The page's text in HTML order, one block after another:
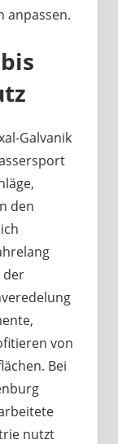
anpassen.
Galvanik
den
der
von
Bei
nutzt